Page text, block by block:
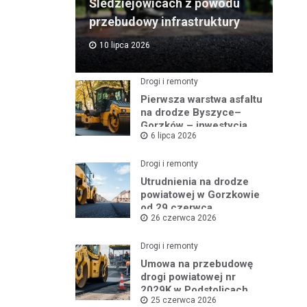
Śledziejowicach z powodu
przebudowy infrastruktury
10 lipca 2026
Drogi i remonty
Pierwsza warstwa asfaltu
na drodze Byszyce–
Gorzków – inwestycja
nabiera tempa!
6 lipca 2026
Drogi i remonty
Utrudnienia na drodze
powiatowej w Gorzkowie
od 29 czerwca
26 czerwca 2026
Drogi i remonty
Umowa na przebudowę
drogi powiatowej nr
2029K w Podstolicach
podpisana!
25 czerwca 2026